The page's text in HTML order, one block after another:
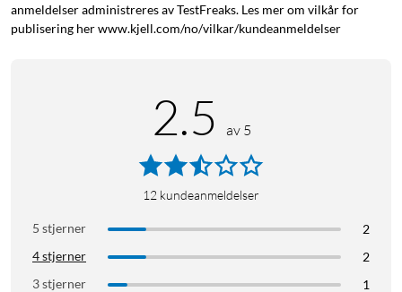
anmeldelser administreres av TestFreaks. Les mer om vilkår for
publisering her www.kjell.com/no/vilkar/kundeanmeldelser
2.5 av 5
12 kundeanmeldelser
5 stjerner
2
4 stjerner
2
3 stjerner
1